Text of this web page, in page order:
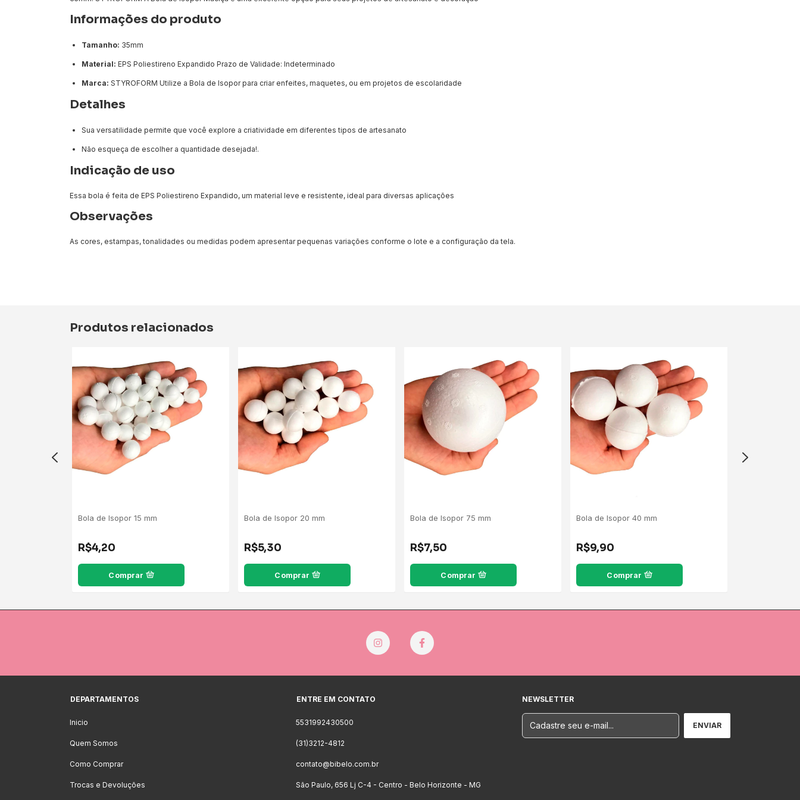
Informações do produto
Tamanho: 35mm
Material: EPS Poliestireno Expandido Prazo de Validade: Indeterminado
Marca: STYROFORM Utilize a Bola de Isopor para criar enfeites, maquetes, ou em projetos de escolaridade
Detalhes
Sua versatilidade permite que você explore a criatividade em diferentes tipos de artesanato
Não esqueça de escolher a quantidade desejada!.
Indicação de uso
Essa bola é feita de EPS Poliestireno Expandido, um material leve e resistente, ideal para diversas aplicações
Observações
As cores, estampas, tonalidades ou medidas podem apresentar pequenas variações conforme o lote e a configuração da tela.
Produtos relacionados
Bola de Isopor 15 mm
R$4,20
Comprar
Bola de Isopor 20 mm
R$5,30
Comprar
Bola de Isopor 75 mm
R$7,50
Comprar
Bola de Isopor 40 mm
R$9,90
Comprar
DEPARTAMENTOS
Inicio
Quem Somos
Como Comprar
Trocas e Devoluções
ENTRE EM CONTATO
5531992430500
(31)3212-4812
contato@bibelo.com.br
São Paulo, 656 Lj C-4 - Centro - Belo Horizonte - MG
NEWSLETTER